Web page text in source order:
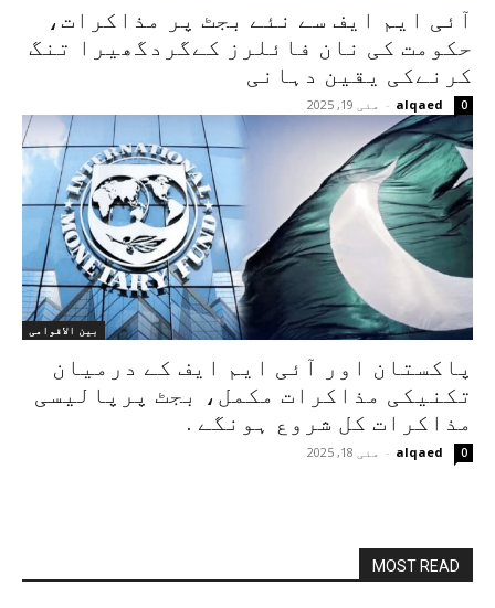
آئی ایم ایف سے نئے بجٹ پر مذاکرات،
حکومت کی نان فائلرز کےگردگھیرا تنگ
کرنےکی یقین دہانی
alqaed
- مئی 19, 2025 0
بین الاقوامی
پاکستان اور آئی ایم ایف کے درمیان
تکنیکی مذاکرات مکمل، بجٹ پرپالیسی
مذاکرات کل شروع ہونگے .
alqaed
- مئی 18, 2025 0
MOST READ